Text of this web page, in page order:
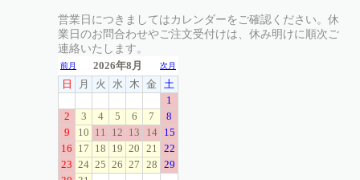
営業日につきましてはカレンダーをご確認ください。休
業日のお問合わせやご注文受付けは、休み明けに順次ご
連絡いたします。